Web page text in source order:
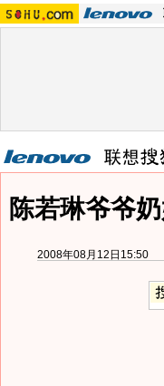
陈若琳爷爷
2008年08月12日15:50